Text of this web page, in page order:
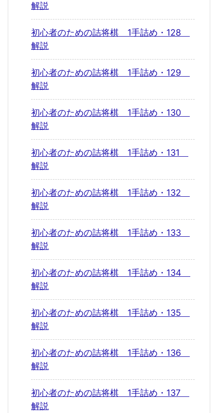
解説
初心者のための詰将棋 1手詰め・128
解説
初心者のための詰将棋 1手詰め・129
解説
初心者のための詰将棋 1手詰め・130
解説
初心者のための詰将棋 1手詰め・131
解説
初心者のための詰将棋 1手詰め・132
解説
初心者のための詰将棋 1手詰め・133
解説
初心者のための詰将棋 1手詰め・134
解説
初心者のための詰将棋 1手詰め・135
解説
初心者のための詰将棋 1手詰め・136
解説
初心者のための詰将棋 1手詰め・137
解説